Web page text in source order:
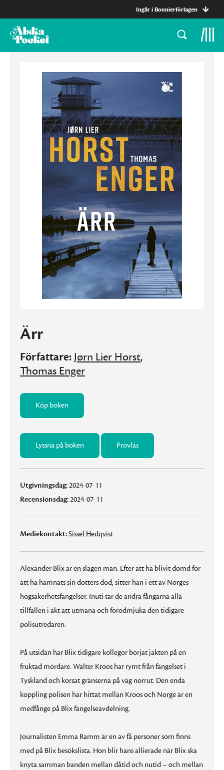
Ingår i Bonnierförlagen
Ärr
Författare: Jørn Lier Horst,
Thomas Enger
Köp boken
Lyssna på boken Provläs
Utgivningsdag:2024-07-11
Recensionsdag:2024-07-11
Mediekontakt:Sissel Hedqvist
Alexander Blix är en slagen man. Efter att ha blivit dömd för
att ha hämnats sin dotters död, sitter han i ett av Norges
högsäkerhetsfängelser. Inuti tar de andra fångarna alla
tillfällen i akt att utmana och förödmjuka den tidigare
polisutredaren.
På utsidan har Blix tidigare kollegor börjat jakten på en
fruktad mördare. Walter Kroos har rymt från fängelset i
Tyskland och korsat gränserna på väg norrut. Den enda
koppling polisen har hittat mellan Kroos och Norge är en
medfånge på Blix fängelseavdelning.
Journalisten Emma Ramm är en av få personer som finns
med på Blix besökslista. Hon blir hans allierade när Blix ska
knyta samman banden mellan dåtid och nutid – och mellan